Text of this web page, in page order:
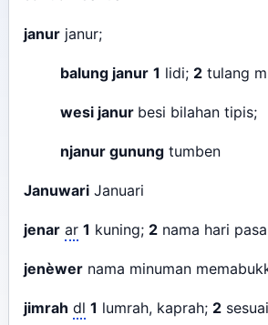
janur janur;
balung janur 1 lidi; 2 tulang
wesi janur besi bilahan tipis;
njanur gunung tumben
Januwari Januari
jenar ar 1 kuning; 2 nama hari
jenèwer nama minuman
jimrah dl 1 lumrah, kaprah; 2